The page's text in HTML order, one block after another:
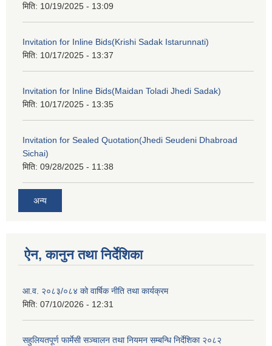
मिति: 10/19/2025 - 13:09
Invitation for Inline Bids(Krishi Sadak Istarunnati)
मिति: 10/17/2025 - 13:37
Invitation for Inline Bids(Maidan Toladi Jhedi Sadak)
मिति: 10/17/2025 - 13:35
Invitation for Sealed Quotation(Jhedi Seudeni Dhabroad
Sichai)
मिति: 09/28/2025 - 11:38
अन्य
ऐन, कानुन तथा निर्देशिका
आ.व. २०८३/०८४ को वार्षिक नीति तथा कार्यक्रम
मिति: 07/10/2026 - 12:31
सहुलियतपूर्ण फार्मेसी सञ्चालन तथा नियमन सम्बन्धि निर्देशिका २०८२